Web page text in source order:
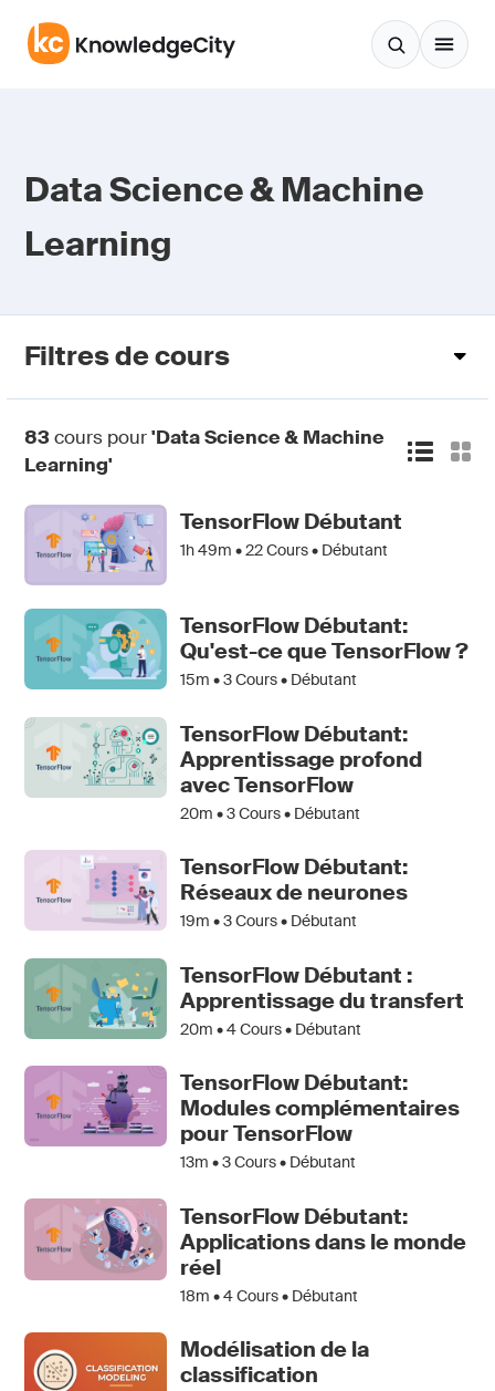
Data Science & Machine
Learning
Filtres de cours
83cours pour'Data Science & Machine
Learning'
TensorFlow Débutant
1h 49m •22Cours • Débutant
TensorFlow Débutant:
Qu'est-ce que TensorFlow ?
15m •3Cours • Débutant
TensorFlow Débutant:
Apprentissage profond
avec TensorFlow
20m •3Cours • Débutant
TensorFlow Débutant:
Réseaux de neurones
19m •3Cours • Débutant
TensorFlow Débutant :
Apprentissage du transfert
20m •4Cours • Débutant
TensorFlow Débutant:
Modules complémentaires
pour TensorFlow
13m •3Cours • Débutant
TensorFlow Débutant:
Applications dans le monde
réel
18m •4Cours • Débutant
Modélisation de la
classification